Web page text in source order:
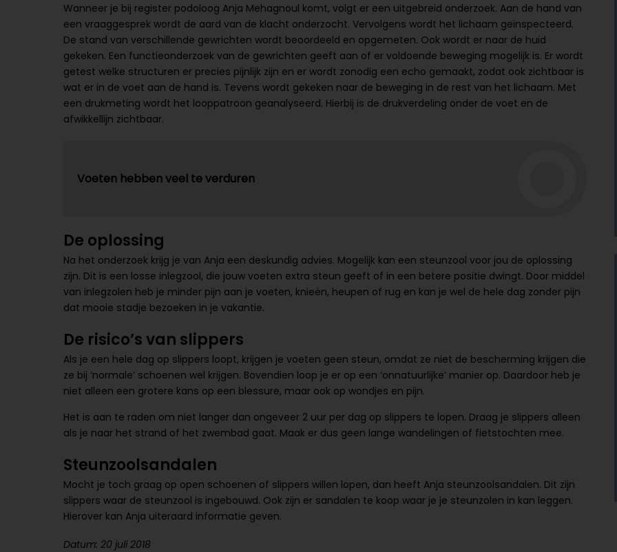
Wanneer je bij register podoloog Anja Mehagnoul komt, volgt er een uitgebreid onderzoek. Aan de hand van
een vraaggesprek wordt de aard van de klacht onderzocht. Vervolgens wordt het lichaam geïnspecteerd.
De stand van verschillende gewrichten wordt beoordeeld en opgemeten. Ook wordt er naar de huid
gekeken. Een functieonderzoek van de gewrichten geeft aan of er voldoende beweging mogelijk is. Er wordt
getest welke structuren er precies pijnlijk zijn en er wordt zonodig een echo gemaakt, zodat ook zichtbaar is
wat er in de voet aan de hand is. Tevens wordt gekeken naar de beweging in de rest van het lichaam. Met
een drukmeting wordt het looppatroon geanalyseerd. Hierbij is de drukverdeling onder de voet en de
afwikkellijn zichtbaar.
Voeten hebben veel te verduren
De oplossing
Na het onderzoek krijg je van Anja een deskundig advies. Mogelijk kan een steunzool voor jou de oplossing
zijn. Dit is een losse inlegzool, die jouw voeten extra steun geeft of in een betere positie dwingt. Door middel
van inlegzolen heb je minder pijn aan je voeten, knieën, heupen of rug en kan je wel de hele dag zonder pijn
dat mooie stadje bezoeken in je vakantie.
De risico’s van slippers
Als je een hele dag op slippers loopt, krijgen je voeten geen steun, omdat ze niet de bescherming krijgen die
ze bij ‘normale’ schoenen wel krijgen. Bovendien loop je er op een ‘onnatuurlijke’ manier op. Daardoor heb je
niet alleen een grotere kans op een blessure, maar ook op wondjes en pijn.
Het is aan te raden om niet langer dan ongeveer 2 uur per dag op slippers te lopen. Draag je slippers alleen
als je naar het strand of het zwembad gaat. Maak er dus geen lange wandelingen of fietstochten mee.
Steunzoolsandalen
Mocht je toch graag op open schoenen of slippers willen lopen, dan heeft Anja steunzoolsandalen. Dit zijn
slippers waar de steunzool is ingebouwd. Ook zijn er sandalen te koop waar je je steunzolen in kan leggen.
Hierover kan Anja uiteraard informatie geven.
Datum: 20 juli 2018